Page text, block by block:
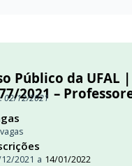
Público da UFAL |
2021 –
02/12/2021
2021 a 14/01/2022